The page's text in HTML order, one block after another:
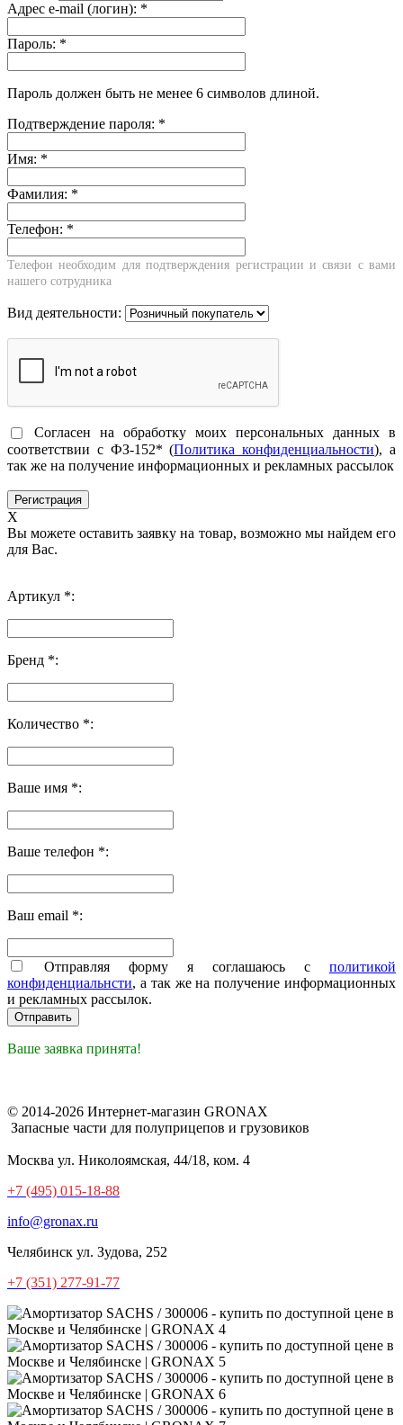
Адрес e-mail (логин): *
Пароль: *
Пароль должен быть не менее 6 символов длиной.
Подтверждение пароля: *
Имя: *
Фамилия: *
Телефон: *
Телефон необходим для подтверждения регистрации и связи с вами
нашего сотрудника
Вид деятельности:
Согласен на обработку моих персональных данных в
соответствии с ФЗ-152* (Политика конфиденциальности), а
так же на получение информационных и рекламных рассылок
X
Вы можете оставить заявку на товар, возможно мы найдем его
для Вас.
Артикул *:
Бренд *:
Количество *:
Ваше имя *:
Ваше телефон *:
Ваш email *:
Отправляя форму я соглашаюсь с политикой
конфиденциальнсти, а так же на получение информационных
и рекламных рассылок.
Ваше заявка принята!
© 2014-2026 Интернет-магазин GRONAX
Запасные части для полуприцепов и грузовиков
Москва ул. Николоямская, 44/18, ком. 4
+7 (495) 015-18-88
info@gronax.ru
Челябинск ул. Зудова, 252
+7 (351) 277-91-77